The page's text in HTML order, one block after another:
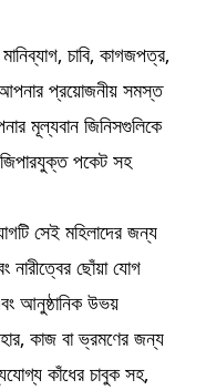
চাবি, কাগজপত্র,
প্রয়োজনীয় সমস্ত
মূল্যবান জিনিসগুলিকে
পকেট সহ
সেই মহিলাদের জন্য
নারীত্বের ছোঁয়া যোগ
আনুষ্ঠানিক উভয়
কাজ বা ভ্রমণের জন্য
কাঁধের চাবুক সহ,